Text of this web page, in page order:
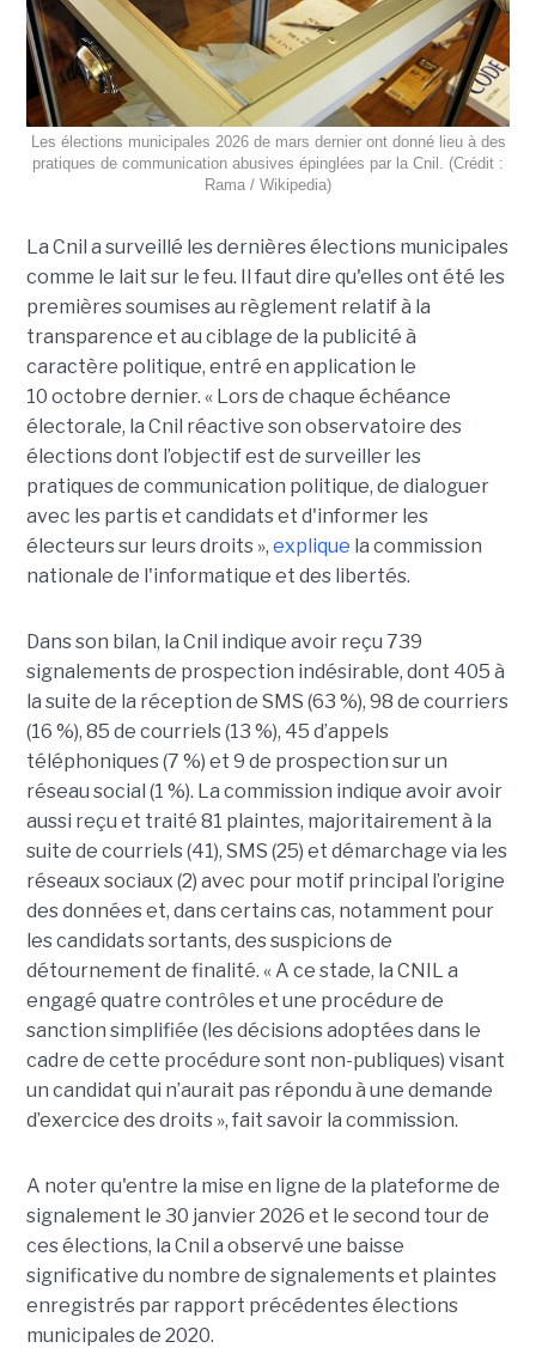
Les élections municipales 2026 de mars dernier ont donné lieu à des
pratiques de communication abusives épinglées par la Cnil. (Crédit :
Rama / Wikipedia)
La Cnil a surveillé les dernières élections municipales
comme le lait sur le feu. Il faut dire qu'elles ont été les
premières soumises au règlement relatif à la
transparence et au ciblage de la publicité à
caractère politique, entré en application le
10 octobre dernier. « Lors de chaque échéance
électorale, la Cnil réactive son observatoire des
élections dont l’objectif est de surveiller les
pratiques de communication politique, de dialoguer
avec les partis et candidats et d'informer les
électeurs sur leurs droits », explique la commission
nationale de l'informatique et des libertés.
Dans son bilan, la Cnil indique avoir reçu 739
signalements de prospection indésirable, dont 405 à
la suite de la réception de SMS (63 %), 98 de courriers
(16 %), 85 de courriels (13 %), 45 d’appels
téléphoniques (7 %) et 9 de prospection sur un
réseau social (1 %). La commission indique avoir avoir
aussi reçu et traité 81 plaintes, majoritairement à la
suite de courriels (41), SMS (25) et démarchage via les
réseaux sociaux (2) avec pour motif principal l’origine
des données et, dans certains cas, notamment pour
les candidats sortants, des suspicions de
détournement de finalité. « A ce stade, la CNIL a
engagé quatre contrôles et une procédure de
sanction simplifiée (les décisions adoptées dans le
cadre de cette procédure sont non-publiques) visant
un candidat qui n’aurait pas répondu à une demande
d’exercice des droits », fait savoir la commission.
A noter qu'entre la mise en ligne de la plateforme de
signalement le 30 janvier 2026 et le second tour de
ces élections, la Cnil a observé une baisse
significative du nombre de signalements et plaintes
enregistrés par rapport précédentes élections
municipales de 2020.